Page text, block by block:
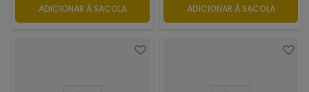
ADICIONAR À SACOLA ADICIONAR À SACOLA